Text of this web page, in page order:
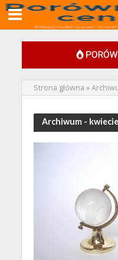
Strona główna »
Archiwum -